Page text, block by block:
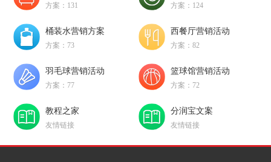
方案：131 方案：124
桶装水营销方案
方案：73
西餐厅营销活动
方案：82
羽毛球营销活动
方案：77
篮球馆营销活动
方案：72
教程之家
友情链接
分润宝文案
友情链接